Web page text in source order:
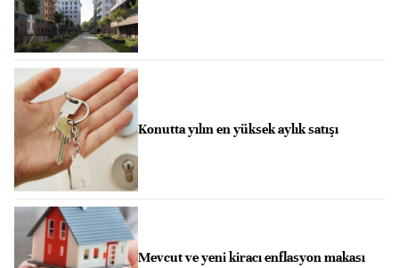
Konutta yılın en yüksek aylık satışı
Mevcut ve yeni kiracı enflasyon makası